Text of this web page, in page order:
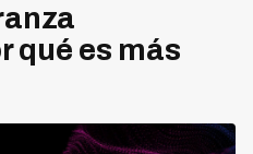
qué es más